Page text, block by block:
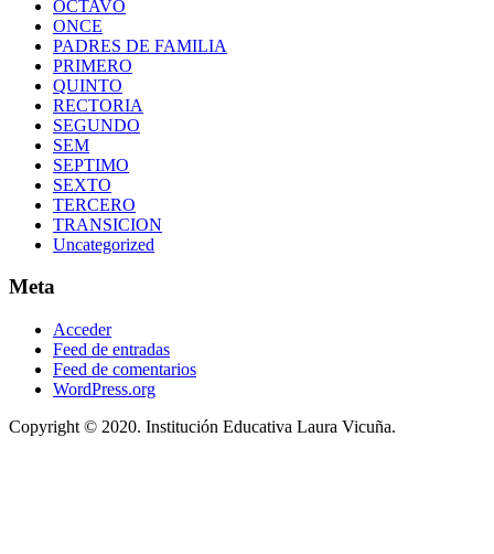
OCTAVO
ONCE
PADRES DE FAMILIA
PRIMERO
QUINTO
RECTORIA
SEGUNDO
SEM
SEPTIMO
SEXTO
TERCERO
TRANSICION
Uncategorized
Meta
Acceder
Feed de entradas
Feed de comentarios
WordPress.org
Copyright © 2020. Institución Educativa Laura Vicuña.